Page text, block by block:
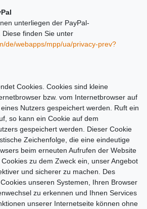
unterliegen der PayPal-
finden Sie unter
de/webapps/mpp/ua/privacy-prev?
Cookies. Cookies sind kleine
bzw. vom Internetbrowser auf
Nutzers gespeichert werden. Ruft ein
so kann ein Cookie auf dem
gespeichert werden. Dieser Cookie
Zeichenfolge, die eine eindeutige
beim erneuten Aufrufen der Website
zu dem Zweck ein, unser Angebot
und sicherer zu machen. Des
unseren Systemen, Ihren Browser
zu erkennen und Ihnen Services
unserer Internetseite können ohne